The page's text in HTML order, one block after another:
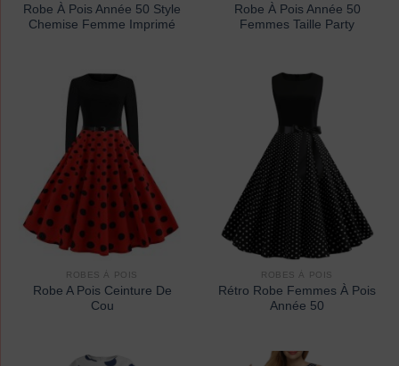
Robe À Pois Année 50 Style
Chemise Femme Imprimé
Robe À Pois Année 50
Femmes Taille Party
ROBES À POIS
Robe A Pois Ceinture De
Cou
ROBES À POIS
Rétro Robe Femmes À Pois
Année 50